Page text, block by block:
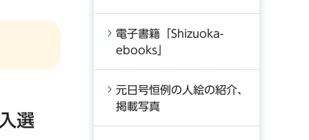
選
電子書籍「Shizuoka-
ebooks」
元日号恒例の人絵の紹介、
掲載写真